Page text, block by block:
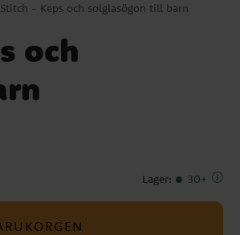
- Keps och solglasögon till barn
och
Lager: 30+